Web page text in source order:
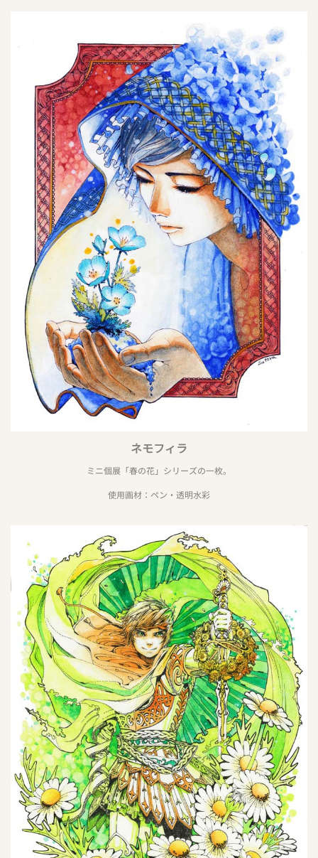
ネモフィラ
ミニ個展「春の花」シリーズの一枚。
使用画材：ペン・透明水彩